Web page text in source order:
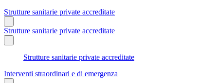
Strutture sanitarie private accreditate
Strutture sanitarie private accreditate
Strutture sanitarie private accreditate
Interventi straordinari e di emergenza